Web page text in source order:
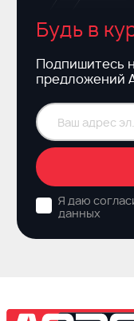
Будь в
Подпишитесь
предложений
Я даю
данных